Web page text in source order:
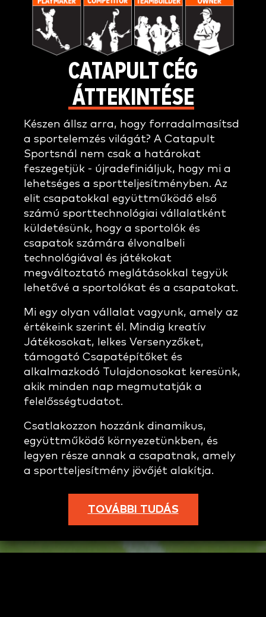
CATAPULT CÉG
ÁTTEKINTÉSE
Készen állsz arra, hogy forradalmasítsd
a sportelemzés világát? A Catapult
Sportsnál nem csak a határokat
feszegetjük - újradefiniáljuk, hogy mi a
lehetséges a sportteljesítményben. Az
elit csapatokkal együttműködő első
számú sporttechnológiai vállalatként
küldetésünk, hogy a sportolók és
csapatok számára élvonalbeli
technológiával és játékokat
megváltoztató meglátásokkal tegyük
lehetővé a sportolókat és a csapatokat.
Mi egy olyan vállalat vagyunk, amely az
értékeink szerint él. Mindig kreatív
Játékosokat, lelkes Versenyzőket,
támogató Csapatépítőket és
alkalmazkodó Tulajdonosokat keresünk,
akik minden nap megmutatják a
felelősségtudatot.
Csatlakozzon hozzánk dinamikus,
együttműködő környezetünkben, és
legyen része annak a csapatnak, amely
a sportteljesítmény jövőjét alakítja.
TOVÁBBI TUDÁS